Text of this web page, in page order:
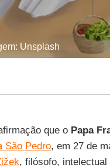
Unsplash
que o Papa
São Pedro, em 27 de
, filósofo, intelectual